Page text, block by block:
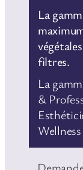
La
filtres.
La
&